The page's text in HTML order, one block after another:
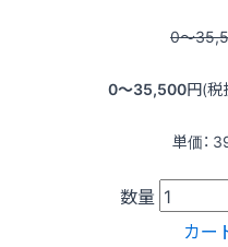
0〜
0〜35,500円(税
単価：
数量
カー